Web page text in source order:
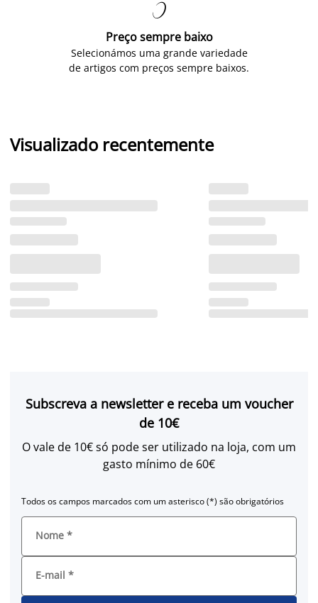

Preço sempre baixo
Selecionámos uma grande variedade
de artigos com preços sempre baixos.
Visualizado recentemente
Subscreva a newsletter e receba um voucher
de 10€
O vale de 10€ só pode ser utilizado na loja, com um
gasto mínimo de 60€
Todos os campos marcados com um asterisco (*) são obrigatórios
Nome *
E-mail *